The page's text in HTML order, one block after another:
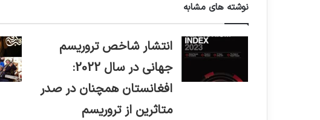
نوشته های مشابه
انتشار شاخص تروریسم
جهانی در سال 2022:
افغانستان همچنان در صدر
متاثرین از تروریسم